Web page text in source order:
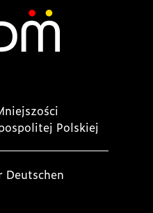
Polskiej
Deutschen